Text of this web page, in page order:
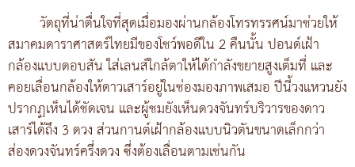
วัตถุที่น่าตื่นใจที่สุดเมื่อมองผ่านกล้องโทรทรรศน์มาช่วยให้
สมาคมดาราศาสตร์ไทยมีของโชว์พอดีใน 2 คืนนั้น ปอนด์เฝ้า
กล้องแบบดอบสัน ใส่เลนส์ใกล้ตาให้ได้กำลังขยายสูงเต็มที่ และ
คอยเลื่อนกล้องให้ดาวเสาร์อยู่ในช่องมองภาพเสมอ ปีนี้วงแหวนยัง
ปรากฏเห็นได้ชัดเจน และผู้ชมยังเห็นดวงจันทร์บริวารของดาว
เสาร์ได้ถึง 3 ดวง ส่วนกานต์เฝ้ากล้องแบบนิวตันขนาดเล็กกว่า
ส่องดวงจันทร์ครึ่งดวง ซึ่งต้องเลื่อนตามเช่นกัน